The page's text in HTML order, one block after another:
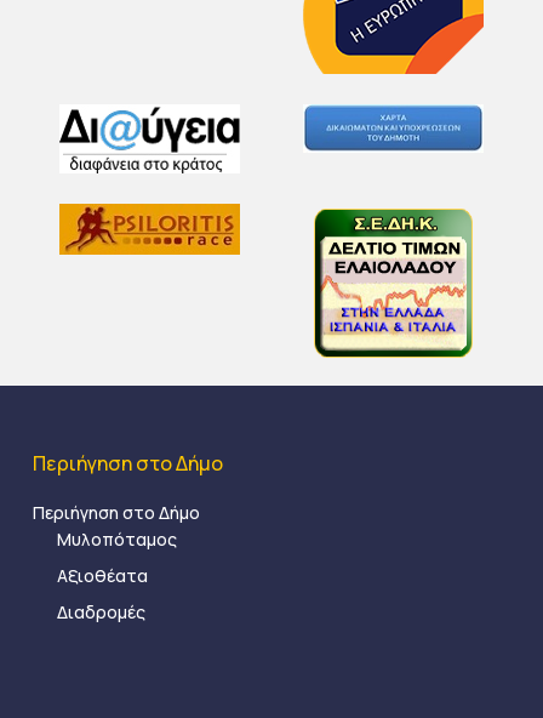
Περιήγηση στο Δήμο
Περιήγηση στο Δήμο
Μυλοπόταμος
Αξιοθέατα
Διαδρομές